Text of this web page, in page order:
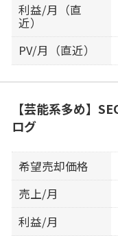
利益/月（直
近）
PV/月（直近）
【芸能系多め】
ログ
希望売却価格
売上/月
利益/月